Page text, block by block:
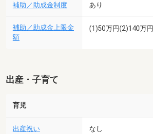
補助／助成金制度 あり
補助／助成金上限金
額
(1)50万円(2)140万円
出産・子育て
育児
出産祝い なし